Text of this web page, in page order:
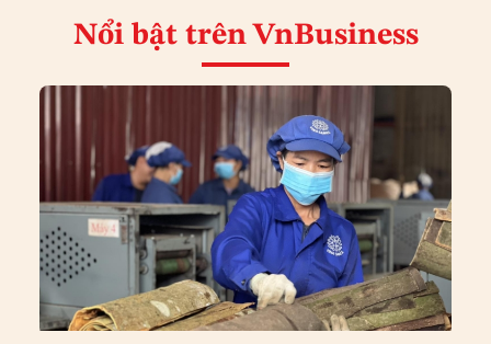
Nổi bật trên VnBusiness